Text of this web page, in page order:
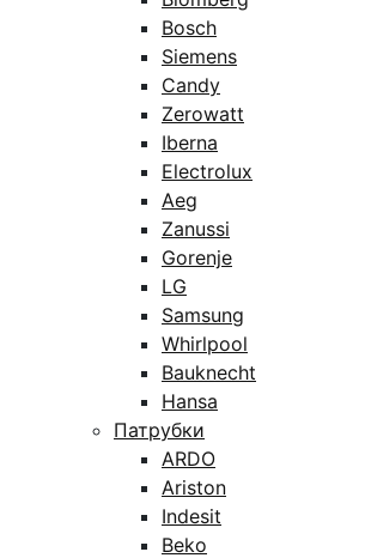
Bosch
Siemens
Candy
Zerowatt
Iberna
Electrolux
Aeg
Zanussi
Gorenje
LG
Samsung
Whirlpool
Bauknecht
Hansa
Патрубки
ARDO
Ariston
Indesit
Beko